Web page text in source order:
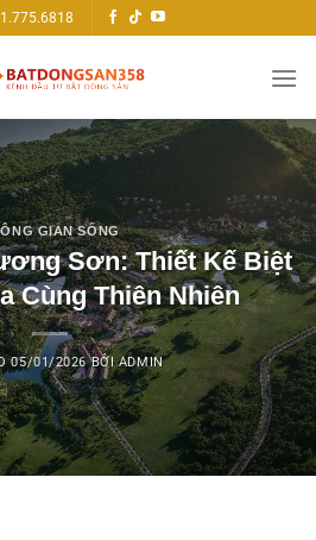
GIAN SỐNG
Sơn: Thiết Kế Biệt
Cùng Thiên Nhiên
05/01/2026 BỞIADMIN